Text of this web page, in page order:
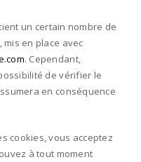
un certain nombre de
en place avec
. Cependant,
de vérifier le
en conséquence
cookies, vous acceptez
à tout moment